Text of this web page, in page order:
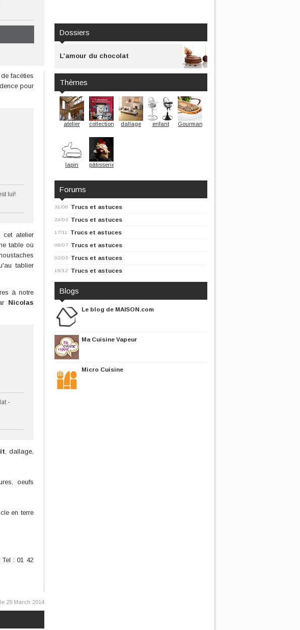
facéties
pour
lui!
atelier
table où
tablier
à notre
Nicolas
-
, dallage,
oeufs
en terre
: 01 42
29 March 2014
Dossiers
L’amour du chocolat
Thèmes
atelier collection dallage enfant Gourmand
lapin pâtisserie
Forums
31/08 Trucs et astuces
24/03 Trucs et astuces
17/11 Trucs et astuces
09/07 Trucs et astuces
02/03 Trucs et astuces
18/12 Trucs et astuces
Blogs
Le blog de MAISON.com
Ma Cuisine Vapeur
Micro Cuisine